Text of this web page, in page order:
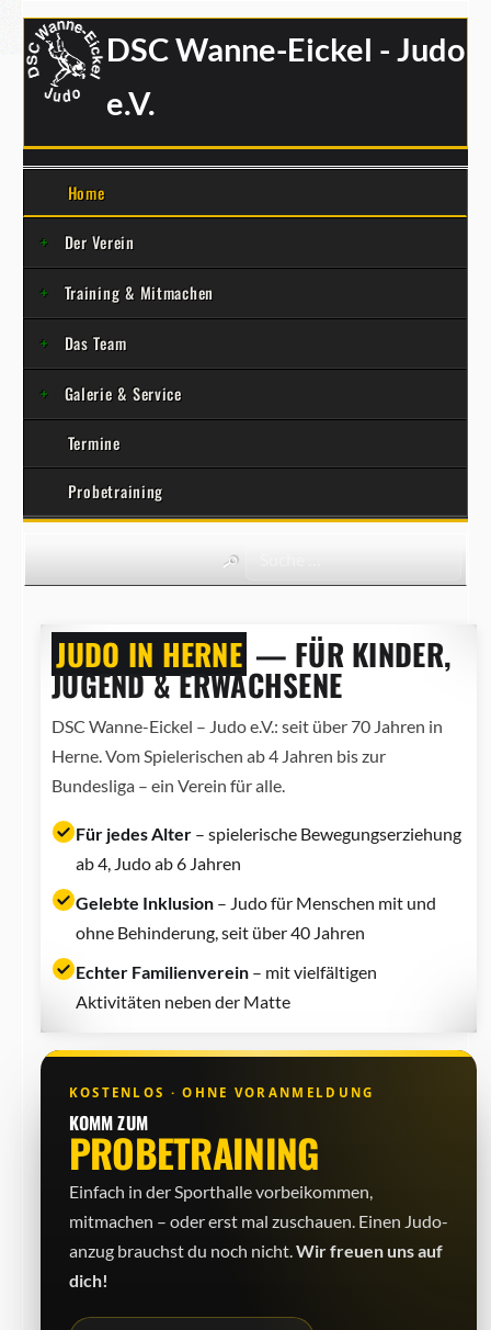
DSC Wanne-Eickel - Judo
e.V.
Home
Der Verein
Training & Mitmachen
Das Team
Galerie & Service
Termine
Probetraining
JUDO IN HERNE — FÜR KINDER,
JUGEND & ERWACHSENE
DSC Wanne-Eickel – Judo e.V.: seit über 70 Jahren in
Herne. Vom Spielerischen ab 4 Jahren bis zur
Bundesliga – ein Verein für alle.
Für jedes Alter – spielerische Bewegungserziehung
ab 4, Judo ab 6 Jahren
Gelebte Inklusion – Judo für Menschen mit und
ohne Behinderung, seit über 40 Jahren
Echter Familienverein – mit vielfältigen
Aktivitäten neben der Matte
KOSTENLOS · OHNE VORANMELDUNG
KOMM ZUM
PROBETRAINING
Einfach in der Sporthalle vorbeikommen,
mitmachen – oder erst mal zuschauen. Einen Judo­
anzug brauchst du noch nicht.Wir freuen uns auf
dich!